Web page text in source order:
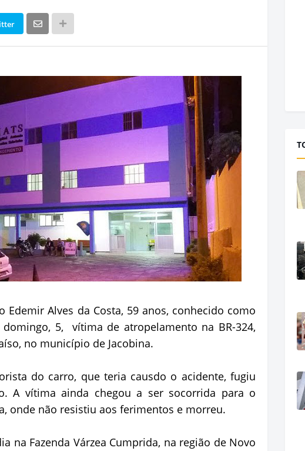
Alves da Costa, 59 anos, conhecido como
5, vítima de atropelamento na BR-324,
no município de Jacobina.
do carro, que teria causdo o acidente, fugiu
A vítima ainda chegou a ser socorrida para o
onde não resistiu aos ferimentos e morreu.
na Fazenda Várzea Cumprida, na região de Novo